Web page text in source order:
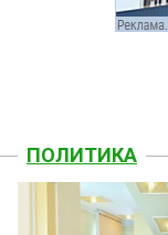
ПОЛИТИКА